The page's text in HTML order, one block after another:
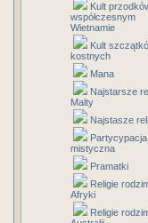
Kult
współczesnym
Wietnamie
Kult
kostnych
Mana
Najstarsze
Malty
Najstasze
Partycypacja
mistyczna
Pramatki
Religie
Afryki
Religie